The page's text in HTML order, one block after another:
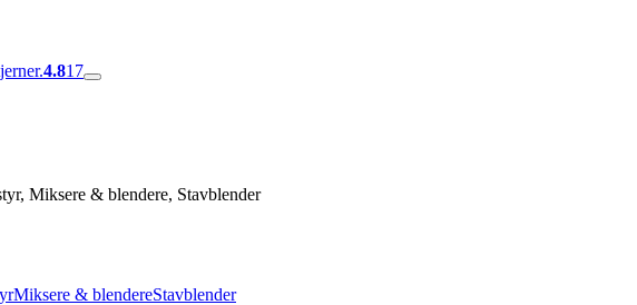
4.817
Miksere & blendere, Stavblender
Miksere & blendereStavblender